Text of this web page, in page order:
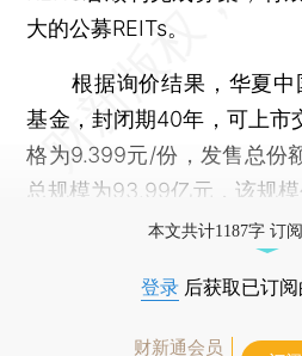
大的公募REITs。
根据询价结果，华夏中
基金，封闭期40年，可上市
格为9.399元/份，发售总份
总规模为93.99亿元，该规模
本文共计1187字 订
登录 后获取已订
财新通会员